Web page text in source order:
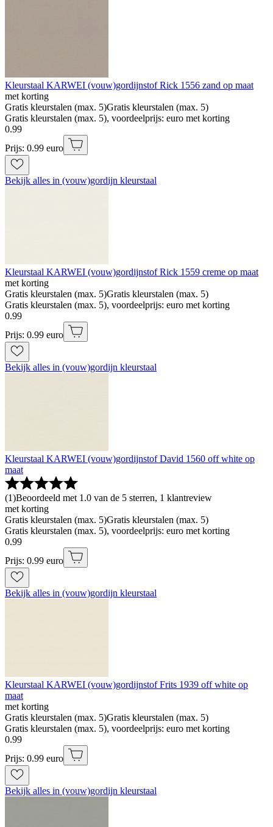
Kleurstaal KARWEI (vouw)gordijnstof Rick 1556 zand op maat
met korting
Gratis kleurstalen (max. 5)Gratis kleurstalen (max. 5)
Gratis kleurstalen (max. 5), voordeelprijs: euro met korting
0.99
Prijs: 0.99 euro
Bekijk alles in (vouw)gordijn kleurstaal
Kleurstaal KARWEI (vouw)gordijnstof Rick 1559 creme op maat
met korting
Gratis kleurstalen (max. 5)Gratis kleurstalen (max. 5)
Gratis kleurstalen (max. 5), voordeelprijs: euro met korting
0.99
Prijs: 0.99 euro
Bekijk alles in (vouw)gordijn kleurstaal
Kleurstaal KARWEI (vouw)gordijnstof David 1560 off white op
maat
(1)Beoordeeld met 1.0 van de 5 sterren, 1 klantreview
met korting
Gratis kleurstalen (max. 5)Gratis kleurstalen (max. 5)
Gratis kleurstalen (max. 5), voordeelprijs: euro met korting
0.99
Prijs: 0.99 euro
Bekijk alles in (vouw)gordijn kleurstaal
Kleurstaal KARWEI (vouw)gordijnstof Frits 1939 off white op
maat
met korting
Gratis kleurstalen (max. 5)Gratis kleurstalen (max. 5)
Gratis kleurstalen (max. 5), voordeelprijs: euro met korting
0.99
Prijs: 0.99 euro
Bekijk alles in (vouw)gordijn kleurstaal